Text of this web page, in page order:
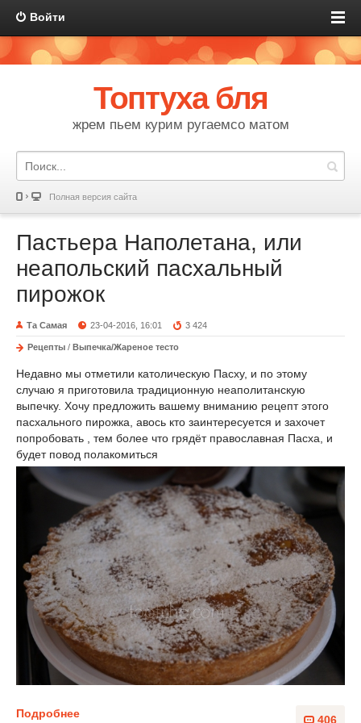
Войти
Топтуха бля
жрем пьем курим ругаемсо матом
Полная версия сайта
Пастьера Наполетана, или
неапольский пасхальный
пирожок
Та Самая 23-04-2016, 16:01 3 424
Рецепты / Выпечка/Жареное тесто
Недавно мы отметили католическую Пасху, и по этому
случаю я приготовила традиционную неаполитанскую
выпечку. Хочу предложить вашему вниманию рецепт этого
пасхального пирожка, авось кто заинтересуется и захочет
попробовать , тем более что грядёт православная Пасха, и
будет повод полакомиться
406
Подробнее